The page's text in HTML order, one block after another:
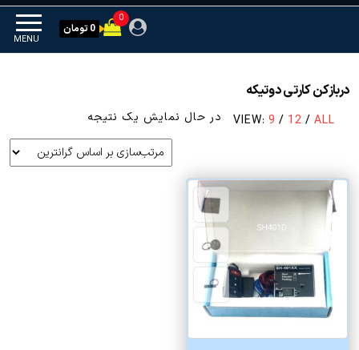
MENU
0
0 تومان
دربازکن کارتی دوتیکه
VIEW: 9 / 12 / ALL در حال نمایش یک نتیجه